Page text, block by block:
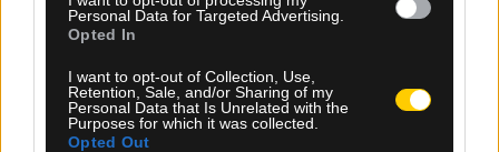
Personal Data for Targeted Advertising.
Opted In
I want to opt-out of Collection, Use,
Retention, Sale, and/or Sharing of my
Personal Data that Is Unrelated with the
Purposes for which it was collected.
Opted Out
Ευρωπαϊκό Πρωτάθλημα Κολύμβησης: Με 22